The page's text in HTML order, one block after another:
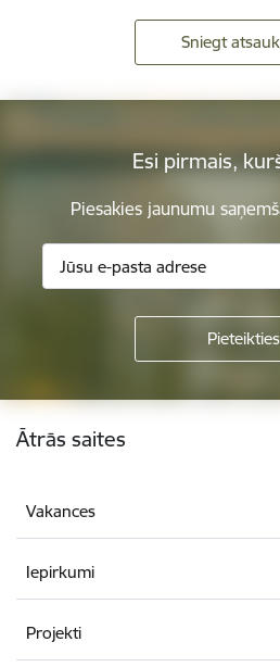
Sniegt
Esi pirmais,
Piesakies jaunumu
Kājene
Ātrās saites
Vakances
Iepirkumi
Projekti